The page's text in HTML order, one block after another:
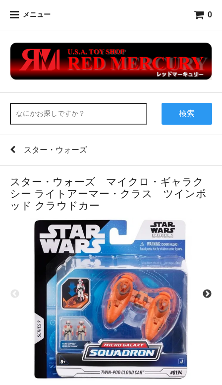
メニュー 0
検索
スター・ウォーズ
スター・ウォーズ マイクロ・ギャラク
シー ライトアーマー・クラス ツインポ
ッド クラウドカー